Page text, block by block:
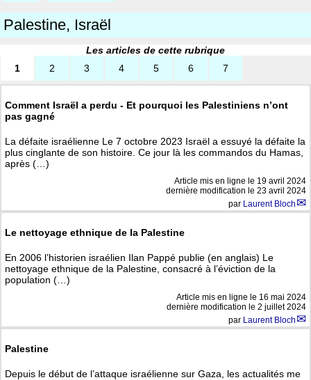
Palestine, Israël
Les articles de cette rubrique
1
2 3 4 5 6 7
Comment Israël a perdu - Et pourquoi les Palestiniens n’ont
pas gagné
La défaite israélienne Le 7 octobre 2023 Israël a essuyé la défaite la
plus cinglante de son histoire. Ce jour là les commandos du Hamas,
après (…)
Article mis en ligne le 19 avril 2024
dernière modification le 23 avril 2024
par Laurent Bloch
Le nettoyage ethnique de la Palestine
En 2006 l’historien israélien Ilan Pappé publie (en anglais) Le
nettoyage ethnique de la Palestine, consacré à l’éviction de la
population (…)
Article mis en ligne le 16 mai 2024
dernière modification le 2 juillet 2024
par Laurent Bloch
Palestine
Depuis le début de l’attaque israélienne sur Gaza, les actualités me